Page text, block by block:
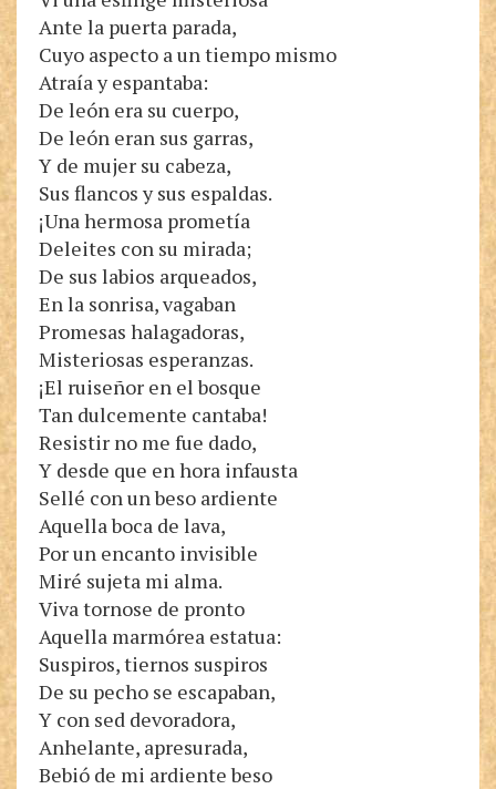
Ante la puerta parada,
Cuyo aspecto a un tiempo mismo
Atraía y espantaba:
De león era su cuerpo,
De león eran sus garras,
Y de mujer su cabeza,
Sus flancos y sus espaldas.
¡Una hermosa prometía
Deleites con su mirada;
De sus labios arqueados,
En la sonrisa, vagaban
Promesas halagadoras,
Misteriosas esperanzas.
¡El ruiseñor en el bosque
Tan dulcemente cantaba!
Resistir no me fue dado,
Y desde que en hora infausta
Sellé con un beso ardiente
Aquella boca de lava,
Por un encanto invisible
Miré sujeta mi alma.
Viva tornose de pronto
Aquella marmórea estatua:
Suspiros, tiernos suspiros
De su pecho se escapaban,
Y con sed devoradora,
Anhelante, apresurada,
Bebió de mi ardiente beso